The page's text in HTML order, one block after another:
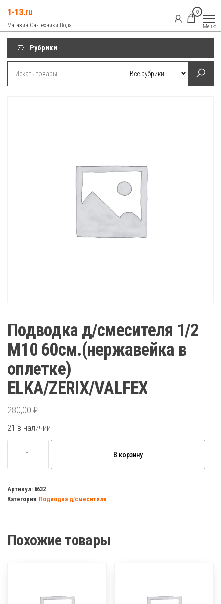
содержимому
1-13.ru
Магазин Сантехники Вода
0
Меню
Рубрики
Подводка д/смесителя 1/2
М10 60см.(нержавейка в
оплетке)
ELKA/ZERIX/VALFEX
280,00 ₽
21 в наличии
товара
д/
смесителя
60см.
ELKA/ZERIX/VALFEX
В корзину
Артикул: 6632
Категория: Подводка д/смесителя
Похожие товары